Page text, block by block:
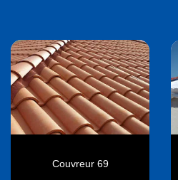
Couvreur 69